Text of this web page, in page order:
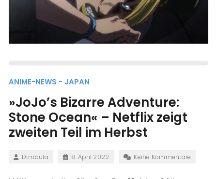
ANIME-NEWS - JAPAN
»JoJo’s Bizarre Adventure:
Stone Ocean« – Netflix zeigt
zweiten Teil im Herbst
Dimbula 8. April 2022 Keine Kommentare